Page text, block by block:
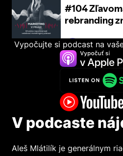
Vypočujte si podcast na
V podcaste
Aleš Mlátilík je generálnym